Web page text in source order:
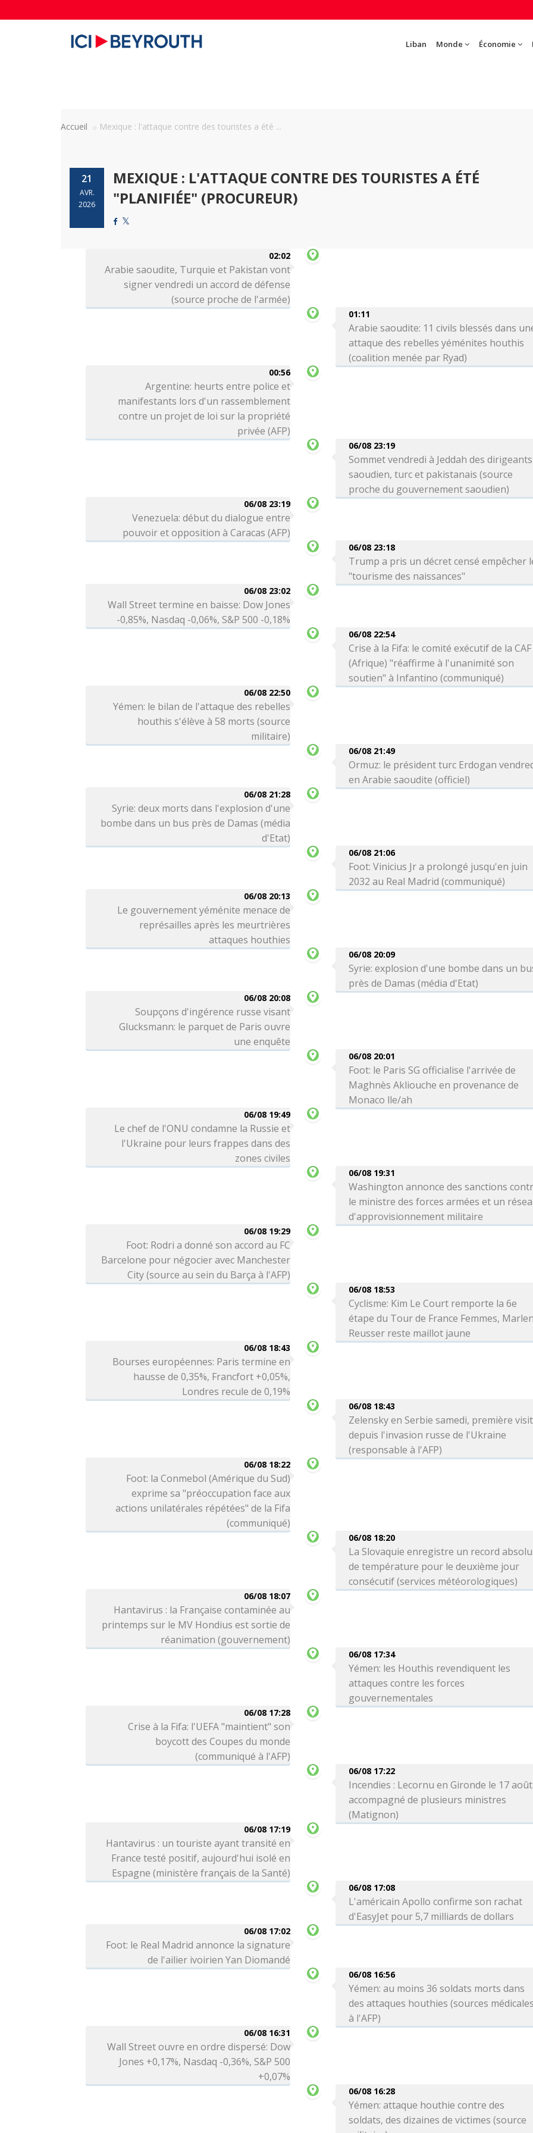
Liban Monde Économie
Accueil Mexique : l'attaque contre des touristes a été ...
21
AVR.
2026
MEXIQUE : L'ATTAQUE CONTRE DES TOURISTES A ÉTÉ
"PLANIFIÉE" (PROCUREUR)
02:02
Arabie saoudite, Turquie et Pakistan vont
signer vendredi un accord de défense
(source proche de l'armée)
01:11
Arabie saoudite: 11 civils blessés dans
attaque des rebelles yéménites houthis
(coalition menée par Ryad)
00:56
Argentine: heurts entre police et
manifestants lors d'un rassemblement
contre un projet de loi sur la propriété
privée (AFP)
06/08 23:19
Sommet vendredi à Jeddah des dirigeants
saoudien, turc et pakistanais (source
proche du gouvernement saoudien)
06/08 23:19
Venezuela: début du dialogue entre
pouvoir et opposition à Caracas (AFP)
06/08 23:18
Trump a pris un décret censé empêcher
"tourisme des naissances"
06/08 23:02
Wall Street termine en baisse: Dow Jones
-0,85%, Nasdaq -0,06%, S&P 500 -0,18%
06/08 22:54
Crise à la Fifa: le comité exécutif de la CAF
(Afrique) "réaffirme à l'unanimité son
soutien" à Infantino (communiqué)
06/08 22:50
Yémen: le bilan de l'attaque des rebelles
houthis s'élève à 58 morts (source
militaire)
06/08 21:49
Ormuz: le président turc Erdogan
en Arabie saoudite (officiel)
06/08 21:28
Syrie: deux morts dans l'explosion d'une
bombe dans un bus près de Damas (média
d'Etat)
06/08 21:06
Foot: Vinicius Jr a prolongé jusqu'en juin
2032 au Real Madrid (communiqué)
06/08 20:13
Le gouvernement yéménite menace de
représailles après les meurtrières
attaques houthies
06/08 20:09
Syrie: explosion d'une bombe dans un
près de Damas (média d'Etat)
06/08 20:08
Soupçons d'ingérence russe visant
Glucksmann: le parquet de Paris ouvre
une enquête
06/08 20:01
Foot: le Paris SG officialise l'arrivée de
Maghnès Akliouche en provenance de
Monaco lle/ah
06/08 19:49
Le chef de l'ONU condamne la Russie et
l'Ukraine pour leurs frappes dans des
zones civiles
06/08 19:31
Washington annonce des sanctions
le ministre des forces armées et un
d'approvisionnement militaire
06/08 19:29
Foot: Rodri a donné son accord au FC
Barcelone pour négocier avec Manchester
City (source au sein du Barça à l'AFP)
06/08 18:53
Cyclisme: Kim Le Court remporte la 6e
étape du Tour de France Femmes,
Reusser reste maillot jaune
06/08 18:43
Bourses européennes: Paris termine en
hausse de 0,35%, Francfort +0,05%,
Londres recule de 0,19%
06/08 18:43
Zelensky en Serbie samedi, première
depuis l'invasion russe de l'Ukraine
(responsable à l'AFP)
06/08 18:22
Foot: la Conmebol (Amérique du Sud)
exprime sa "préoccupation face aux
actions unilatérales répétées" de la Fifa
(communiqué)
06/08 18:20
La Slovaquie enregistre un record absolu
de température pour le deuxième jour
consécutif (services météorologiques)
06/08 18:07
Hantavirus : la Française contaminée au
printemps sur le MV Hondius est sortie de
réanimation (gouvernement)
06/08 17:34
Yémen: les Houthis revendiquent les
attaques contre les forces
gouvernementales
06/08 17:28
Crise à la Fifa: l'UEFA "maintient" son
boycott des Coupes du monde
(communiqué à l'AFP)
06/08 17:22
Incendies : Lecornu en Gironde le 17 août
accompagné de plusieurs ministres
(Matignon)
06/08 17:19
Hantavirus : un touriste ayant transité en
France testé positif, aujourd'hui isolé en
Espagne (ministère français de la Santé)
06/08 17:08
L'américain Apollo confirme son rachat
d'EasyJet pour 5,7 milliards de dollars
06/08 17:02
Foot: le Real Madrid annonce la signature
de l'ailier ivoirien Yan Diomandé
06/08 16:56
Yémen: au moins 36 soldats morts dans
des attaques houthies (sources
à l'AFP)
06/08 16:31
Wall Street ouvre en ordre dispersé: Dow
Jones +0,17%, Nasdaq -0,36%, S&P 500
+0,07%
06/08 16:28
Yémen: attaque houthie contre des
soldats, des dizaines de victimes (source